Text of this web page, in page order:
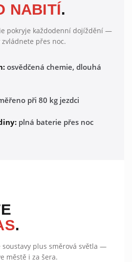
NABITÍ.
pokryje každodenní dojíždění —
přes noc.
osvědčená chemie, dlouhá
při 80 kg jezdci
plná baterie přes noc
.
soustavy plus směrová světla —
městě i za šera.